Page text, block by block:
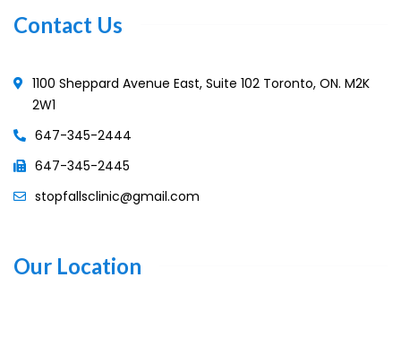
Contact Us
1100 Sheppard Avenue East, Suite 102 Toronto, ON. M2K
2W1
647-345-2444
647-345-2445
stopfallsclinic@gmail.com
Our Location